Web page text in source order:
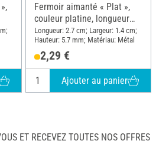
Fermoir aimanté « Plat »,
couleur platine, longueur
totale env. 2,7 cm
Longueur: 2.7 cm; Largeur: 1.4 cm;
Hauteur: 5.7 mm; Matériau: Métal
2,29 €
Ajouter au panier
ET RECEVEZ TOUTES NOS OFFRES